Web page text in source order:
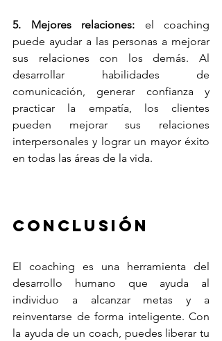
5. Mejores relaciones: el coaching
puede ayudar a las personas a mejorar
sus relaciones con los demás. Al
desarrollar habilidades de
comunicación, generar confianza y
practicar la empatía, los clientes
pueden mejorar sus relaciones
interpersonales y lograr un mayor éxito
en todas las áreas de la vida.
conclusión
El coaching es una herramienta del
desarrollo humano que ayuda al
individuo a alcanzar metas y a
reinventarse de forma inteligente. Con
la ayuda de un coach, puedes liberar tu